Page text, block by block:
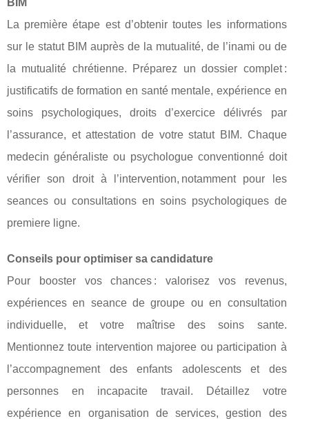
La première étape est d’obtenir toutes les informations
sur le statut BIM auprès de la mutualité, de l’inami ou de
la mutualité chrétienne. Préparez un dossier complet :
justificatifs de formation en santé mentale, expérience en
soins psychologiques, droits d’exercice délivrés par
l’assurance, et attestation de votre statut BIM. Chaque
medecin généraliste ou psychologue conventionné doit
vérifier son droit à l’intervention, notamment pour les
seances ou consultations en soins psychologiques de
premiere ligne.
Conseils pour optimiser sa candidature
Pour booster vos chances : valorisez vos revenus,
expériences en seance de groupe ou en consultation
individuelle, et votre maîtrise des soins sante.
Mentionnez toute intervention majoree ou participation à
l’accompagnement des enfants adolescents et des
personnes en incapacite travail. Détaillez votre
expérience en organisation de services, gestion des